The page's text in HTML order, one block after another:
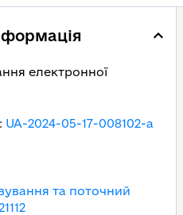
електронної
: UA-2024-05-17-008102-a
та поточний